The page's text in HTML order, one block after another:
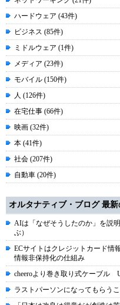
ハードウェア (43件)
ビジネス (85件)
ミドルウェア (1件)
メディア (23件)
モバイル (150件)
人 (126件)
在宅仕事 (66件)
映画 (32件)
本 (41件)
社会 (207件)
自動車 (20件)
オルタナティブ・ブログ 最
AIは「なぜそうしたのか」を説
ぶ）
ECサイトはクレジットカード情
情報非保持化の仕組み
cheeroより巻き取り式ケーブル
ラストパーソンになってもらう